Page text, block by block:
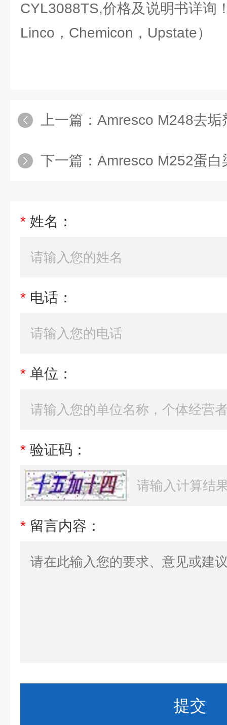
CYL3088TS,价格及说明书详询
Linco，Chemicon，Upstate）
上一篇： Amresco M248去
下一篇： Amresco M252蛋白
* 姓名：
* 电话：
* 单位：
* 验证码：
* 留言内容：